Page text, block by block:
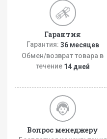
Гарантия
Гарантия: 36 месяцев
Обмен/возврат товара в
течение 14 дней
Вопрос менеджеру